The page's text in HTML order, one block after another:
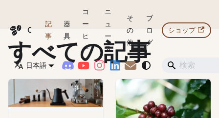
記
事
器
具
コ
ー
ヒ
ー
ニ
ュ
ー
ス
そ
の
他
ブ
ロ
グ
ショップ
日本語
すべての記事